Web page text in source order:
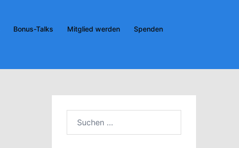
Bonus-Talks Mitglied werden
Spenden